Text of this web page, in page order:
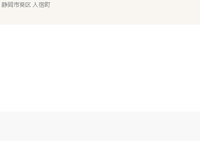
静岡市葵区 人宿町